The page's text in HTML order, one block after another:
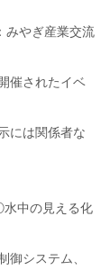
みやぎ産業交流
催されたイベ
には関係者な
中の見える化
システム、